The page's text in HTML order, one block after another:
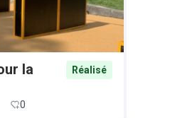
la
Réalisé
0